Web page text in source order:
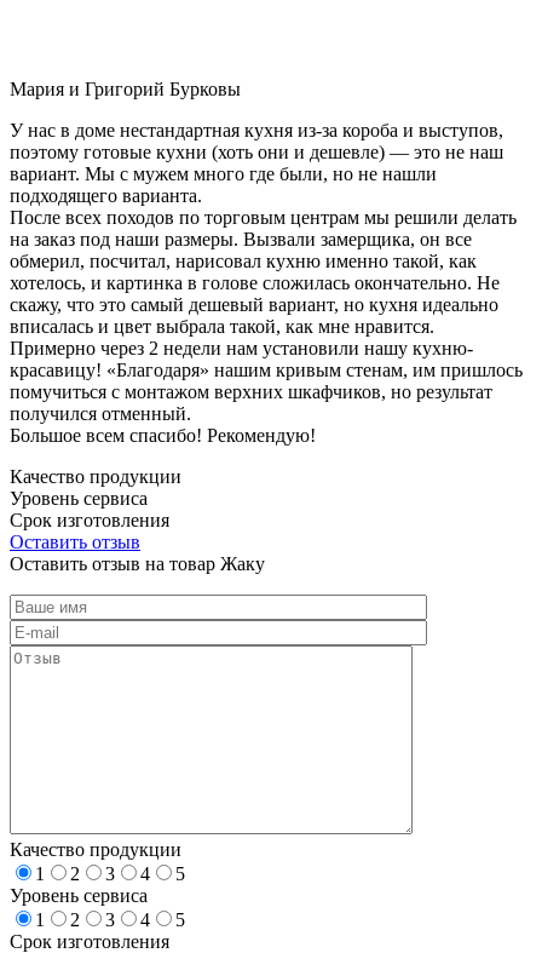
Мария и Григорий Бурковы
У нас в доме нестандартная кухня из-за короба и выступов,
поэтому готовые кухни (хоть они и дешевле) — это не наш
вариант. Мы с мужем много где были, но не нашли
подходящего варианта.
После всех походов по торговым центрам мы решили делать
на заказ под наши размеры. Вызвали замерщика, он все
обмерил, посчитал, нарисовал кухню именно такой, как
хотелось, и картинка в голове сложилась окончательно. Не
скажу, что это самый дешевый вариант, но кухня идеально
вписалась и цвет выбрала такой, как мне нравится.
Примерно через 2 недели нам установили нашу кухню-
красавицу! «Благодаря» нашим кривым стенам, им пришлось
помучиться с монтажом верхних шкафчиков, но результат
получился отменный.
Большое всем спасибо! Рекомендую!
Качество продукции
Уровень сервиса
Срок изготовления
Оставить отзыв
Оставить отзыв на товар Жаку
Качество продукции
1
2 3 4
5
Уровень сервиса
1
2 3 4
5
Срок изготовления